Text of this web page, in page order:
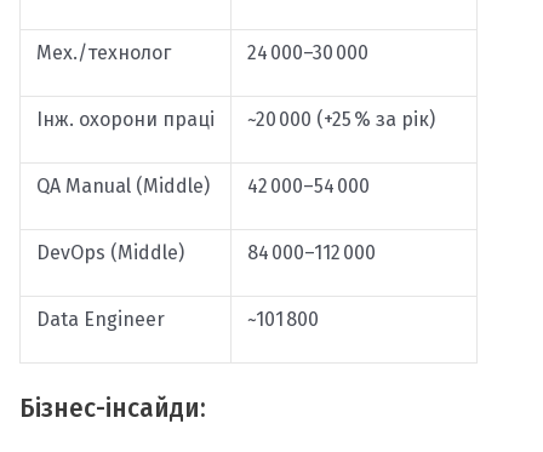
Мех./технолог 24 000–30 000
Інж. охорони праці ~20 000 (+25 % за рік)
QA Manual (Middle) 42 000–54 000
DevOps (Middle) 84 000–112 000
Data Engineer ~101 800
Бізнес-інсайди: